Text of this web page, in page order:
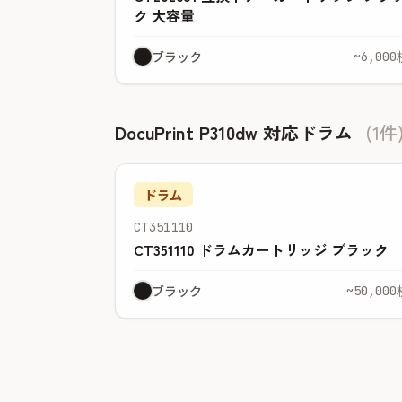
ク 大容量
ブラック ~6,000
DocuPrint P310dw 対応ドラム (1件)
ドラム
CT351110
CT351110 ドラムカートリッジ ブラック
ブラック ~50,000